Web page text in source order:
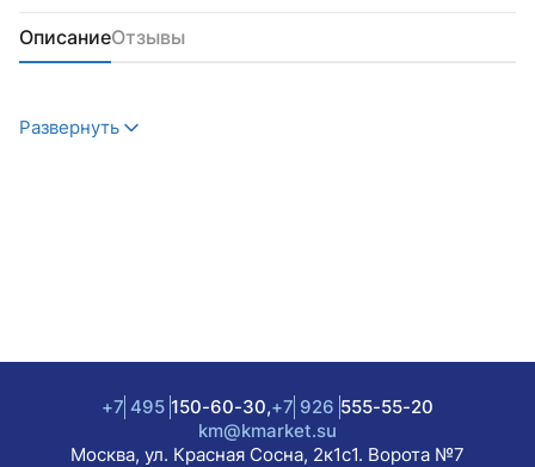
ОписаниеОтзывы
Развернуть
+7 495 150-60-30,+7 926 555-55-20
km@kmarket.su
Москва, ул. Красная Сосна, 2к1с1. Ворота №7